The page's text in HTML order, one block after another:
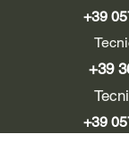
+39
+39
+39